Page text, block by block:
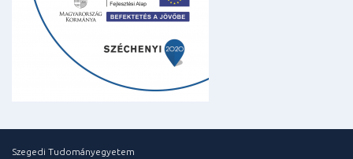
Szegedi Tudományegyetem